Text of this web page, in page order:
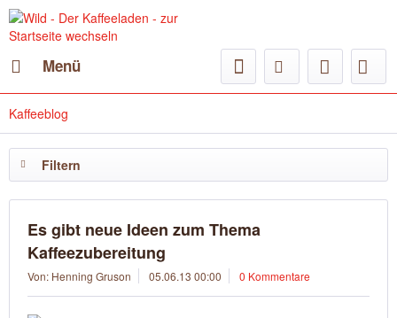
Menü
Kaffeeblog
Filtern
Es gibt neue Ideen zum Thema
Kaffeezubereitung
Von: Henning Gruson 05.06.13 00:00 0 Kommentare